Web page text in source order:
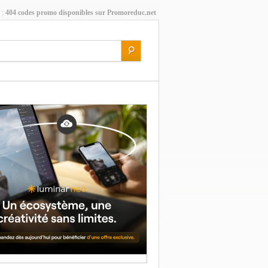
: 404 codes promo disponibles sur Promoreduc.net